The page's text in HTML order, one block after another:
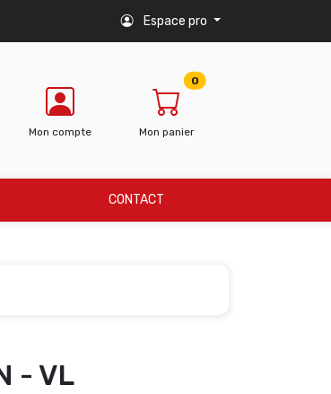
Espace pro
Mon compte Mon panier
0
CONTACT
- VL